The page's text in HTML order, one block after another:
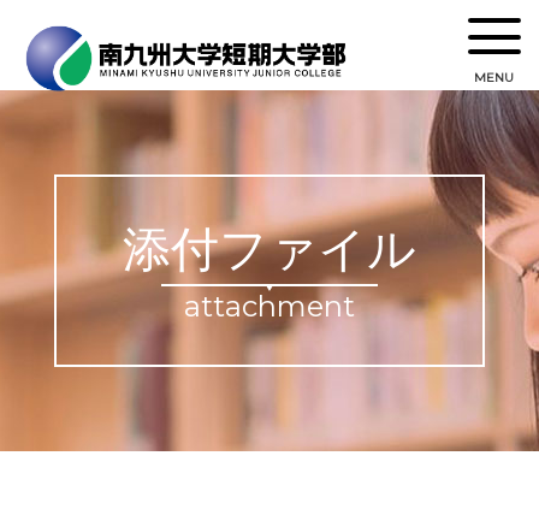
MENU
添付ファイル
attachment